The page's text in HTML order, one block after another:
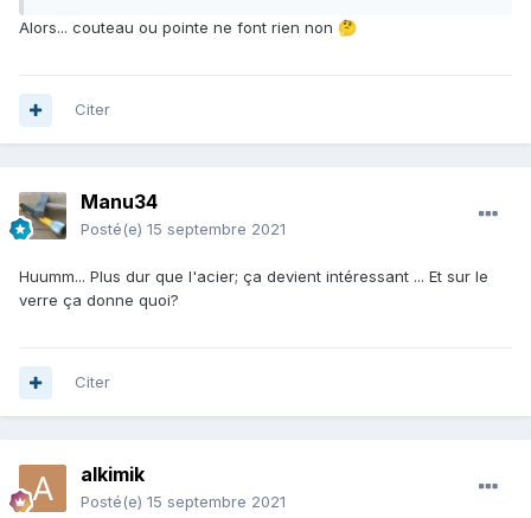
Alors... couteau ou pointe ne font rien non 🤔
Citer
Manu34
Posté(e) 15 septembre 2021
Huumm... Plus dur que l'acier; ça devient intéressant ... Et sur le
verre ça donne quoi?
Citer
alkimik
Posté(e) 15 septembre 2021